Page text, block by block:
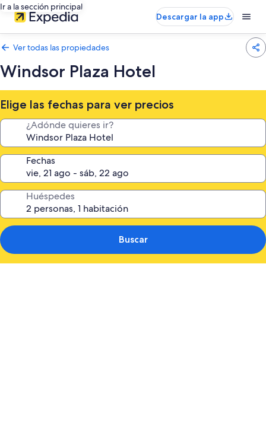
Ir a la sección principal
Descargar la app
Ver todas las propiedades
Windsor Plaza Hotel
Elige las fechas para ver precios
¿Adónde quieres ir?
Fechas
Huéspedes
Buscar